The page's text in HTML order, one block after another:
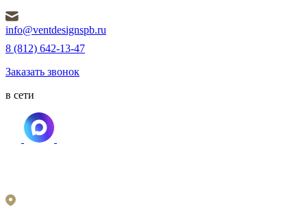
info@ventdesignspb.ru
8 (812) 642-13-47
Заказать звонок
в сети